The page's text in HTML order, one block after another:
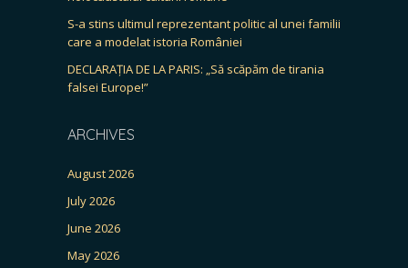
S-a stins ultimul reprezentant politic al unei familii
care a modelat istoria României
DECLARAȚIA DE LA PARIS: „Să scăpăm de tirania
falsei Europe!”
ARCHIVES
August 2026
July 2026
June 2026
May 2026